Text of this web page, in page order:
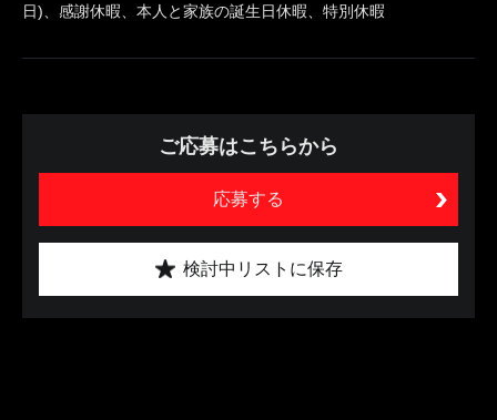
日)、感謝休暇、本人と家族の誕生日休暇、特別休暇
ご応募はこちらから
応募する
検討中リストに保存